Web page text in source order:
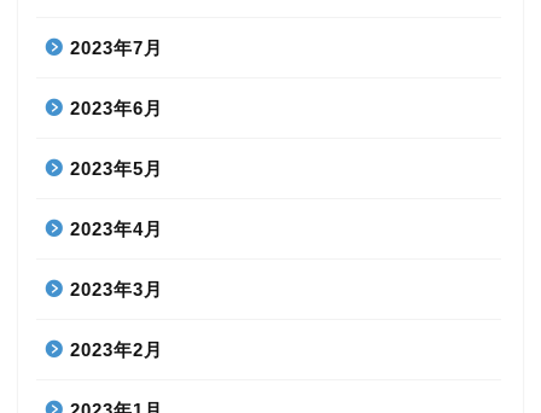
2023年7月
2023年6月
2023年5月
2023年4月
2023年3月
2023年2月